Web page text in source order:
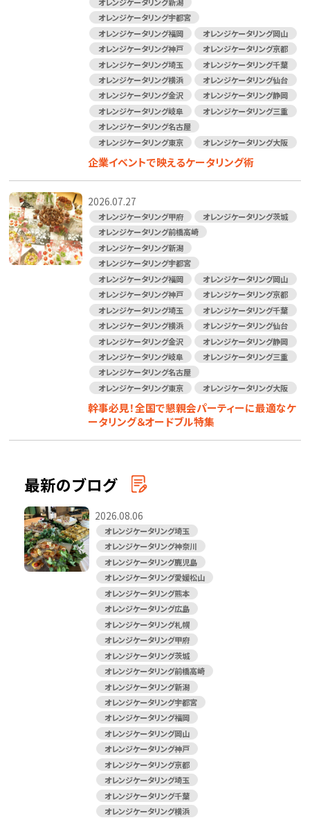
オレンジケータリング宇都宮
オレンジケータリング福岡
オレンジケータリング岡山
オレンジケータリング神戸
オレンジケータリング京都
オレンジケータリング埼玉
オレンジケータリング千葉
オレンジケータリング横浜
オレンジケータリング仙台
オレンジケータリング金沢
オレンジケータリング静岡
オレンジケータリング岐阜
オレンジケータリング三重
オレンジケータリング名古屋
オレンジケータリング東京
オレンジケータリング大阪
企業イベントで映えるケータリング術
2026.07.27
オレンジケータリング甲府
オレンジケータリング茨城
オレンジケータリング前橋高崎
オレンジケータリング新潟
オレンジケータリング宇都宮
オレンジケータリング福岡
オレンジケータリング岡山
オレンジケータリング神戸
オレンジケータリング京都
オレンジケータリング埼玉
オレンジケータリング千葉
オレンジケータリング横浜
オレンジケータリング仙台
オレンジケータリング金沢
オレンジケータリング静岡
オレンジケータリング岐阜
オレンジケータリング三重
オレンジケータリング名古屋
オレンジケータリング東京
オレンジケータリング大阪
幹事必見！全国で懇親会パーティーに最適なケ
ータリング＆オードブル特集
最新のブログ
2026.08.06
オレンジケータリング埼玉
オレンジケータリング神奈川
オレンジケータリング鹿児島
オレンジケータリング愛媛松山
オレンジケータリング熊本
オレンジケータリング広島
オレンジケータリング札幌
オレンジケータリング甲府
オレンジケータリング茨城
オレンジケータリング前橋高崎
オレンジケータリング新潟
オレンジケータリング宇都宮
オレンジケータリング福岡
オレンジケータリング岡山
オレンジケータリング神戸
オレンジケータリング京都
オレンジケータリング埼玉
オレンジケータリング千葉
オレンジケータリング横浜